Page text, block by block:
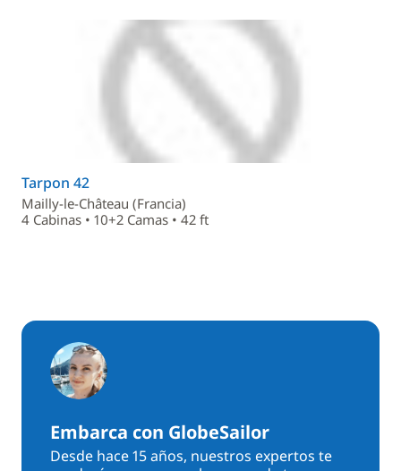
Tarpon 42
Mailly-le-Château (Francia)
4 Cabinas • 10+2 Camas • 42 ft
Embarca con GlobeSailor
Desde hace 15 años, nuestros expertos te